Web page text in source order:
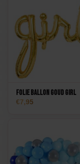
Folie Ballon Goud Girl
7,95